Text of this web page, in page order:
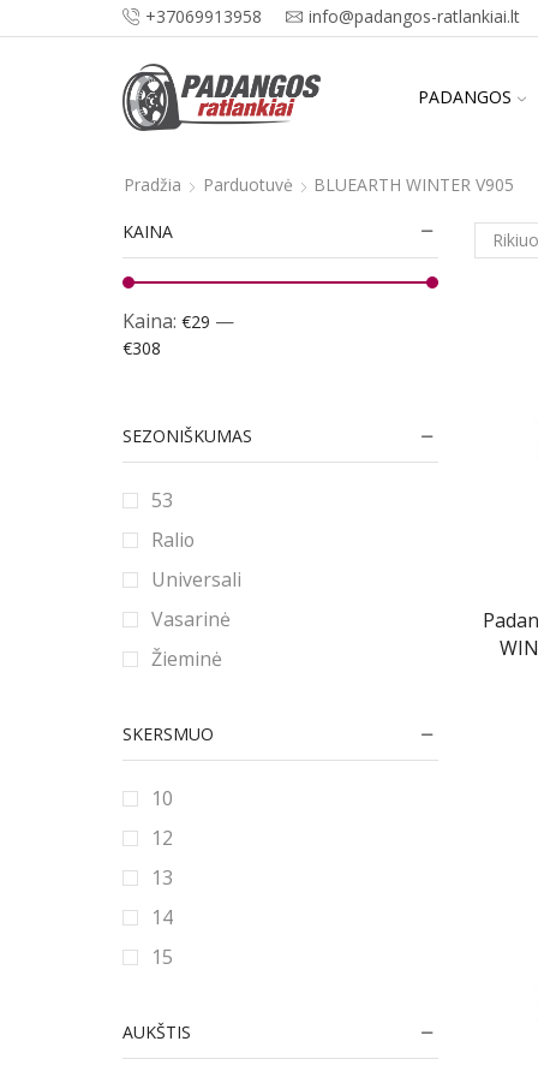
+37069913958 info@padangos-ratlankiai.lt
PADANGOS
Pradžia Parduotuvė BLUEARTH WINTER V905
KAINA
Kaina: €29 —
€308
SEZONIŠKUMAS
53
Ralio
Universali
Vasarinė
Žieminė
SKERSMUO
10
12
13
14
15
16.5
AUKŠTIS